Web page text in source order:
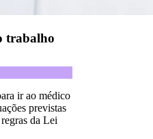
trabalho
ir ao médico
previstas
da Lei